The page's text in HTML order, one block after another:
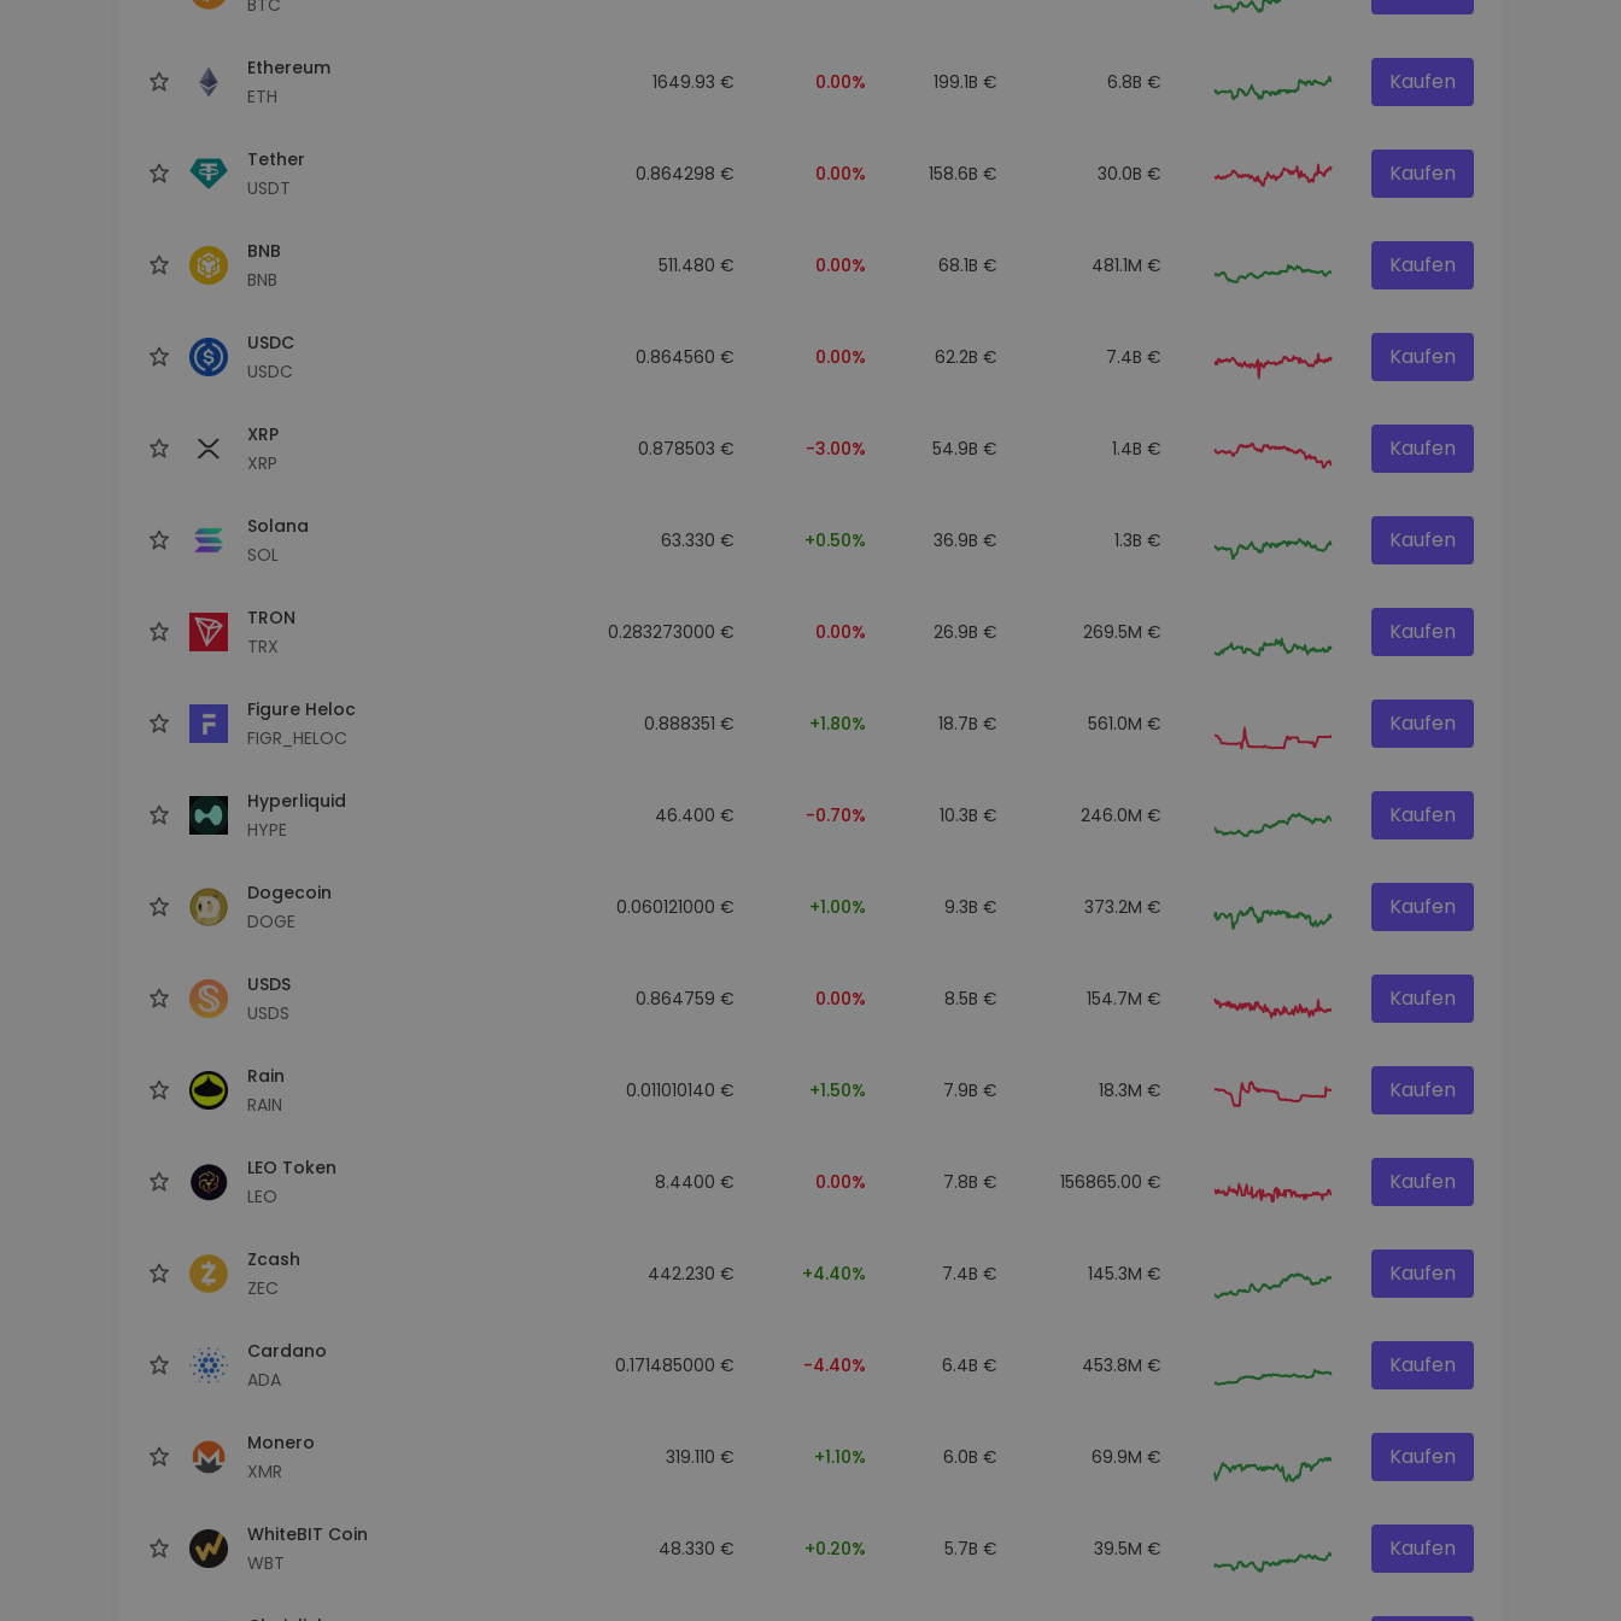
Finde deine Krypto-Strategie
Ethereum
ETH
1649.93 € 0.00% 199.1B € 6.8B € Kaufen
Tether
USDT
0.864298 € 0.00% 158.6B € 30.0B € Kaufen
BNB
BNB
511.480 € 0.00% 68.1B € 481.1M € Kaufen
USDC
USDC
0.864560 € 0.00% 62.2B € 7.4B € Kaufen
XRP
XRP
0.878503 € -3.00% 54.9B € 1.4B € Kaufen
Solana
SOL
63.330 € +0.50% 36.9B € 1.3B € Kaufen
TRON
TRX
0.283273000 € 0.00% 26.9B € 269.5M € Kaufen
Figure Heloc
FIGR_HELOC
0.888351 € +1.80% 18.7B € 561.0M € Kaufen
Hyperliquid
HYPE
46.400 € -0.70% 10.3B € 246.0M € Kaufen
Dogecoin
DOGE
0.060121000 € +1.00% 9.3B € 373.2M € Kaufen
USDS
USDS
0.864759 € 0.00% 8.5B € 154.7M € Kaufen
Rain
RAIN
0.011010140 € +1.50% 7.9B € 18.3M € Kaufen
LEO Token
LEO
8.4400 € 0.00% 7.8B € 156865.00 € Kaufen
Zcash
ZEC
442.230 € +4.40% 7.4B € 145.3M € Kaufen
Cardano
ADA
0.171485000 € -4.40% 6.4B € 453.8M € Kaufen
Monero
XMR
319.110 € +1.10% 6.0B € 69.9M € Kaufen
WhiteBIT Coin
WBT
48.330 € +0.20% 5.7B € 39.5M € Kaufen